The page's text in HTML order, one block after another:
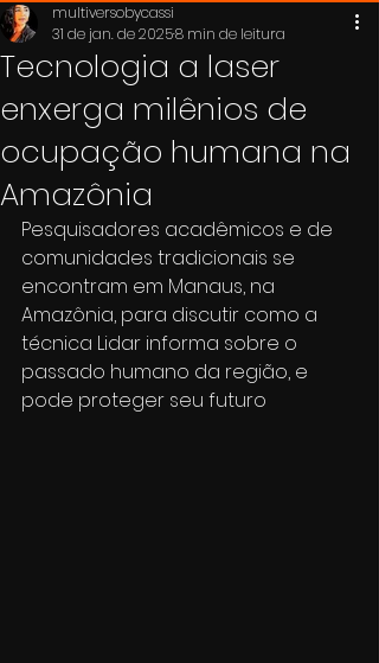
Tecnologia a laser
enxerga milênios de
ocupação humana na
Amazônia
multiversobycassi
31 de jan. de 20258 min de leitura
Pesquisadores acadêmicos e de
comunidades tradicionais se
encontram em Manaus, na
Amazônia, para discutir como a
técnica Lidar informa sobre o
passado humano da região, e
pode proteger seu futuro